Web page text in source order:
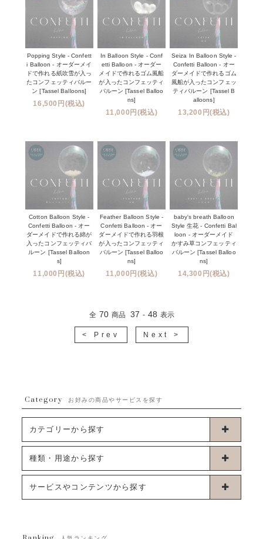
Popping Style - Confett
i Balloon - オーダーメイ
ドで作れる紙吹雪が入っ
たコンフェッティバルー
ン [Tassel Balloons]
16,500円(税込)
In Balloon Style - Conf
etti Balloon - オーダー
メイドで作れるゴム風船
が入ったコンフェッティ
バルーン [Tassel Balloo
ns]
11,000円(税込)
Seiza In Balloon Style -
Confetti Balloon - オー
ダーメイドで作れるゴム
風船が入ったコンフェッ
ティバルーン [Tassel B
alloons]
13,200円(税込)
Cotton Balloon Style -
Confetti Balloon - オー
ダーメイドで作れる綿が
入ったコンフェッティバ
ルーン [Tassel Balloon
s]
11,000円(税込)
Feather Balloon Style -
Confetti Balloon - オー
ダーメイドで作れる羽根
が入ったコンフェッティ
バルーン [Tassel Balloo
ns]
11,000円(税込)
baby's breath Balloon
Style 生花 - Confetti Bal
loon - オーダーメイド
かすみ草コンフェッティ
バルーン [Tassel Balloo
ns]
14,300円(税込)
全 70 商品 37 - 48 表示
< Prev Next >
Category お好みの商品やサービスを探す
カテゴリーから探す
卓上タイプバルーン
ブーケタイプバルーン
種類・用途から探す
お誕生日
サービスやコンテンツから探す
発送について